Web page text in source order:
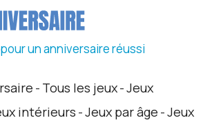
un anniversaire réussi
- Tous les jeux-Jeux
intérieurs -Jeux par âge -Jeux